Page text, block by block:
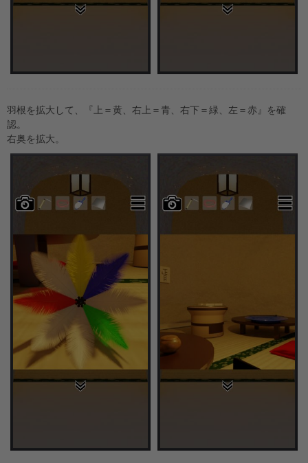
羽根を拡大して、『上＝黄、右上＝青、右下＝緑、左＝赤』を確
認。
右奥を拡大。